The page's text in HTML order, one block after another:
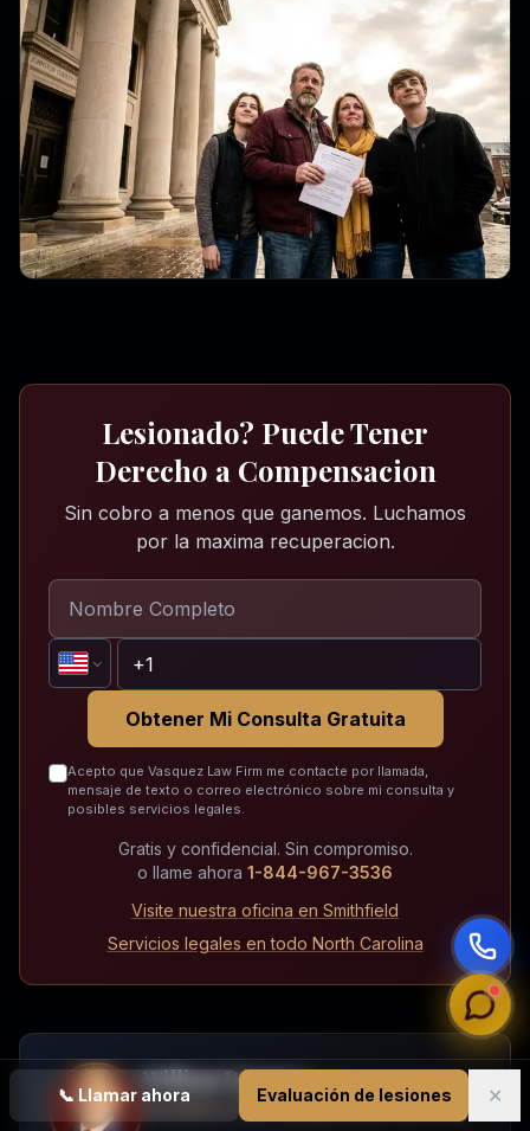
📞 Llamar ahora Evaluación de lesiones ✕
Lesionado? Puede Tener
Derecho a Compensacion
Sin cobro a menos que ganemos. Luchamos
por la maxima recuperacion.
Obtener Mi Consulta Gratuita
Acepto que Vasquez Law Firm me contacte por llamada,
mensaje de texto o correo electrónico sobre mi consulta y
posibles servicios legales.
Gratis y confidencial. Sin compromiso.
o llame ahora 1-844-967-3536
Visite nuestra oficina en Smithfield
Servicios legales en todo North Carolina
William Vásquez
Fundador y CEO, Vasquez Law Firm, PLLC